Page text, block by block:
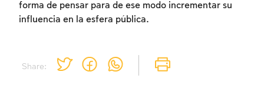
Share:
forma de pensar para de ese modo incrementar su
influencia en la esfera pública.